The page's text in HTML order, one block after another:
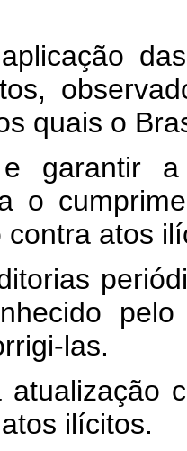
quais o
garantir
o
contra atos
las.
atualização
ilícitos.